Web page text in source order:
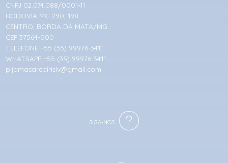
CNPJ 02.074.088/0001-11
RODOVIA MG 290, 198
CENTRO, BORDA DA MATA/MG
CEP 37564-000
TELEFONE +55 (35) 99976-3411
WHATSAPP +55 (35) 99976-3411
pijamasarcoirislv@gmail.com